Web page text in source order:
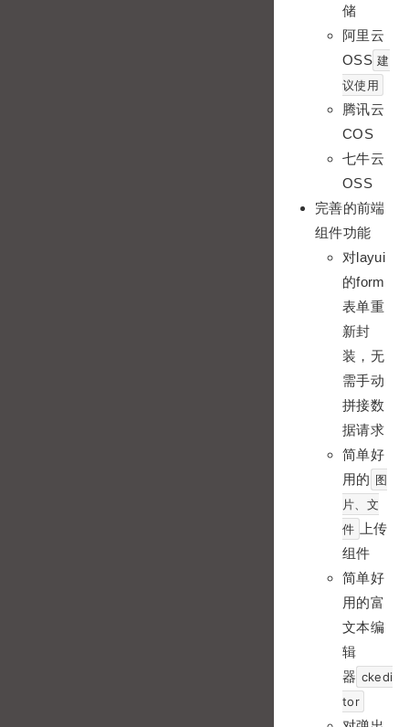
储
阿里云
OSS 建
议使用
腾讯云
COS
七牛云
OSS
完善的前端
组件功能
对layui
的form
表单重
新封
装，无
需手动
拼接数
据请求
简单好
用的 图
片、文
件
上传
组件
简单好
用的富
文本编
辑
器 ckedi
tor